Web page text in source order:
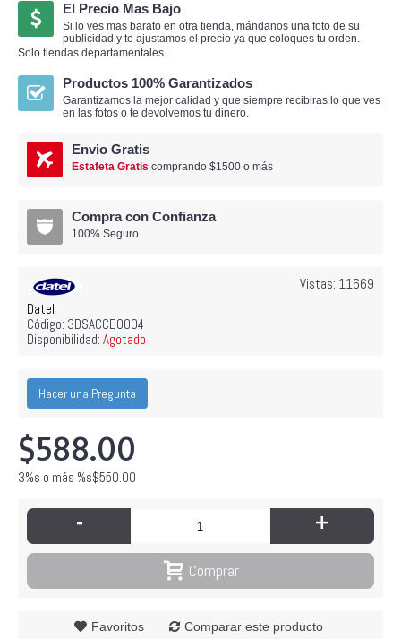
El Precio Mas Bajo
Si lo ves mas barato en otra tienda, mándanos una foto de su
publicidad y te ajustamos el precio ya que coloques tu orden.
Solo tiendas departamentales.
Productos 100% Garantizados
Garantizamos la mejor calidad y que siempre recibiras lo que ves
en las fotos o te devolvemos tu dinero.
Envio Gratis
Estafeta Gratis comprando $1500 o más
Compra con Confianza
100% Seguro
Vistas: 11669
Datel
Código: 3DSACCE0004
Disponibilidad: Agotado
Hacer una Pregunta
$588.00
3%s o más %s$550.00
- +
Comprar
Favoritos Comparar este producto